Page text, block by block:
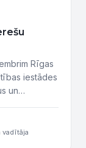
Rīgas
iestādes
un
atvērto
Pasākumu
vadītāja